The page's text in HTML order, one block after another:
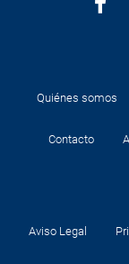
Quiénes somos
Contacto
Aviso Legal